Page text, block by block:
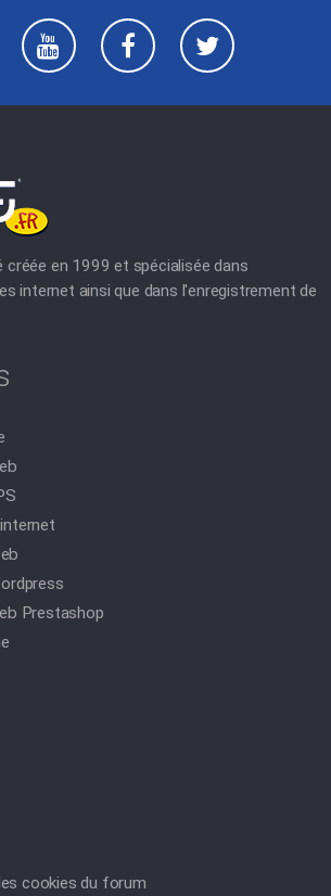
créée en 1999 et spécialisée dans
internet ainsi que dans l'enregistrement de
Prestashop
cookies du forum